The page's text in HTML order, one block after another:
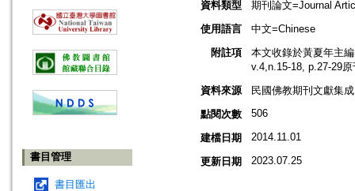
書目管理
書目匯出
資料類型
期刊論文=Journal
使用語言
中文=Chinese
附註項
本文收錄於黃夏年主
v.4,n.15-18, p.27-29
資料來源
民國佛教期刊文獻集
點閱次數
506
建檔日期 2014.11.01
更新日期 2023.07.25